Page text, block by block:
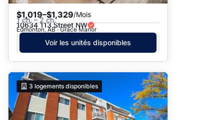
$1,019–$1,329/Mois
1 ch. – 2 ch.
10634 113 Street NW
Edmonton, AB · Grace Manor
Voir les unités disponibles
3 logements disponibles